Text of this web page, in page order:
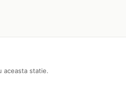
aceasta statie.